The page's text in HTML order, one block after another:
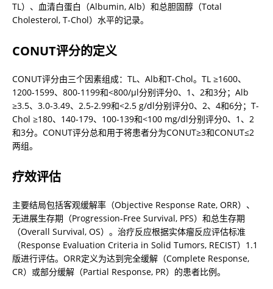
TL）、血清白蛋白（Albumin, Alb）和总胆固醇（Total
Cholesterol, T-Chol）水平的记录。
CONUT评分的定义
CONUT评分由三个因素组成：TL、Alb和T-Chol。TL ≥1600、
1200-1599、800-1199和<800/μl分别评分0、1、2和3分；Alb
≥3.5、3.0-3.49、2.5-2.99和<2.5 g/dl分别评分0、2、4和6分；T-
Chol ≥180、140-179、100-139和<100 mg/dl分别评分0、1、2
和3分。CONUT评分总和用于将患者分为CONUT≥3和CONUT≤2
两组。
疗效评估
主要结局包括客观缓解率（Objective Response Rate, ORR）、
无进展生存期（Progression-Free Survival, PFS）和总生存期
（Overall Survival, OS）。治疗反应根据实体瘤反应评估标准
（Response Evaluation Criteria in Solid Tumors, RECIST）1.1
版进行评估。ORR定义为达到完全缓解（Complete Response,
CR）或部分缓解（Partial Response, PR）的患者比例。